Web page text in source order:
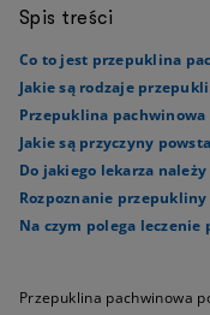
Spis treści
Co to jest przepuklina
Jakie są rodzaje
Przepuklina pachwinowa
Jakie są przyczyny
Do jakiego lekarza należy
Rozpoznanie
Na czym polega
Przepuklina pachwinowa